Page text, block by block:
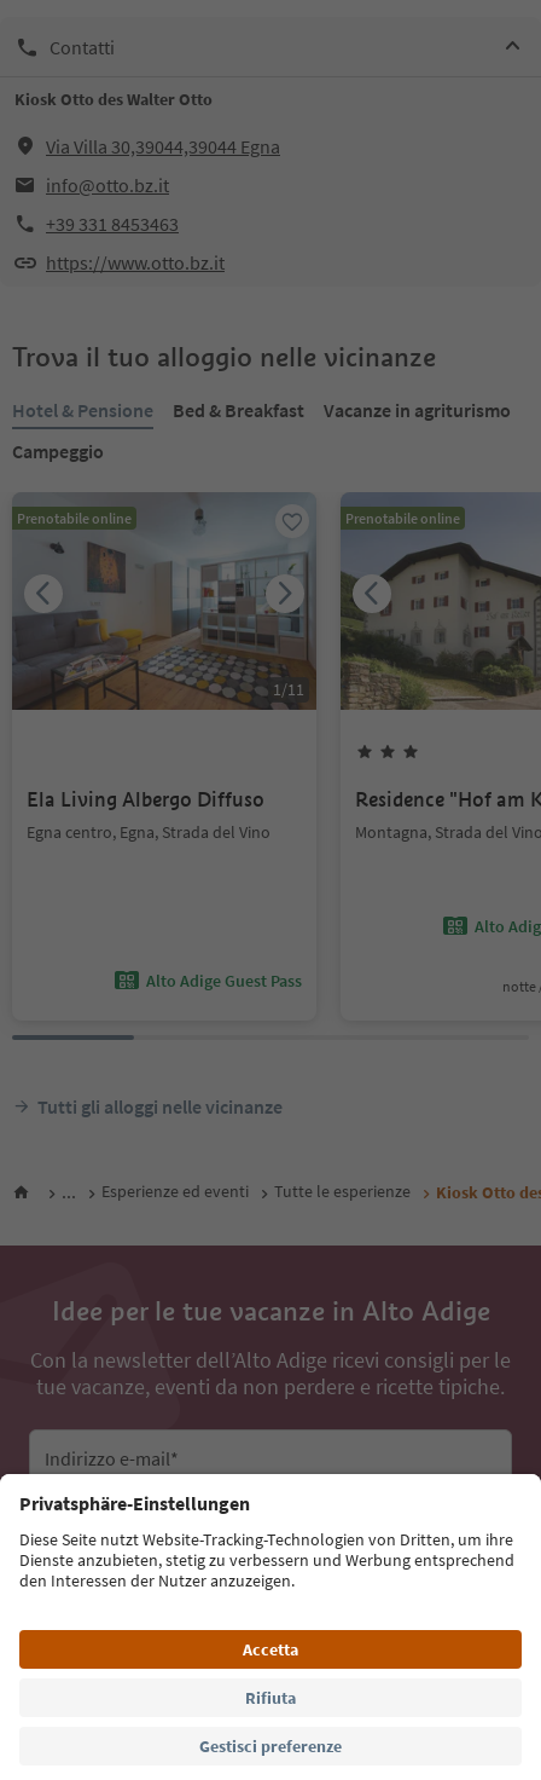
Contatti
Kiosk Otto des Walter Otto
Via Villa 30,39044,39044 Egna
info@otto.bz.it
+39 331 8453463
https://www.otto.bz.it
Trova il tuo alloggio nelle vicinanze
Hotel & Pensione Bed & Breakfast
Vacanze in agriturismo
Campeggio
Prenotabile online
1/11
Ela Living Albergo Diffuso
Egna centro, Egna, Strada del Vino
Alto Adige Guest Pass
Prenotabile online
Residence "Hof am
Montagna, Strada del
Alto
notte
Tutti gli alloggi nelle vicinanze
... Esperienze ed eventi Tutte le esperienze Kiosk Otto
Idee per le tue vacanze in Alto Adige
Con la newsletter dell’Alto Adige ricevi consigli per le
tue vacanze, eventi da non perdere e ricette tipiche.
Indirizzo e-mail*
Iscriviti alla newsletter